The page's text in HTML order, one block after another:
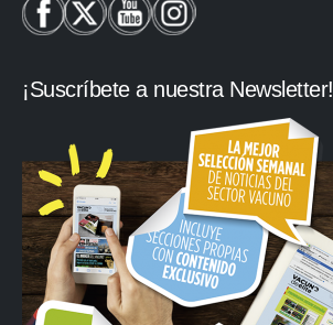
¡Suscríbete a nuestra Newsletter!